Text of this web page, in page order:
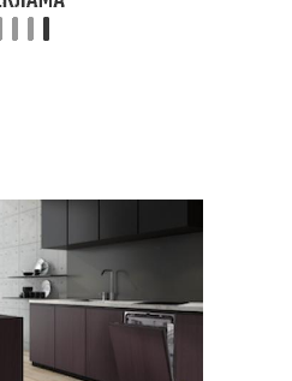
Популярные стили